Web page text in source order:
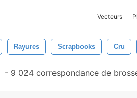
Vecteurs
Rayures Scrapbooks Cru
- 9 024 correspondance de